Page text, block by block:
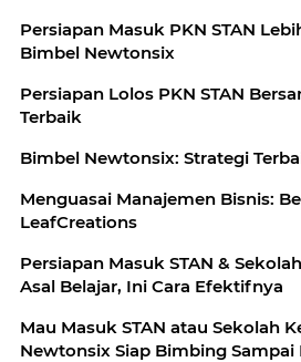
Persiapan Masuk PKN STAN
Bimbel Newtonsix
Persiapan Lolos PKN STAN
Terbaik
Bimbel Newtonsix: Strategi
Menguasai Manajemen Bisnis:
LeafCreations
Persiapan Masuk STAN &
Asal Belajar, Ini Cara Efektifnya
Mau Masuk STAN atau Sekolah
Newtonsix Siap Bimbing Sampai